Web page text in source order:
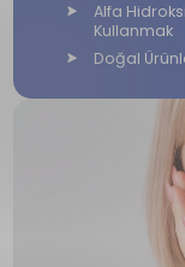
Alfa
Kullanmak
Doğal